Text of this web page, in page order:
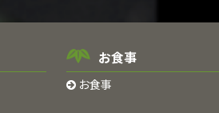
お食事
お食事